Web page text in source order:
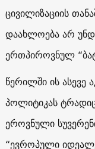
ცივილიზაციის
დაახლოება არ
ერთპიროვნულ
წერილში ის ასევე
პოლიტიკას
ეროვნული
“ევროპული